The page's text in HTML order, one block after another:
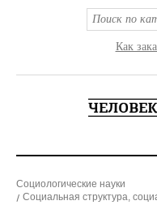
Как
Социологические науки
Социальная структура,